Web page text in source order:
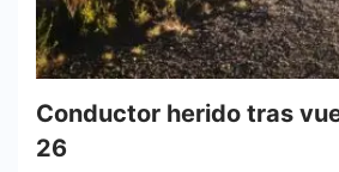
Conductor herido tras
26